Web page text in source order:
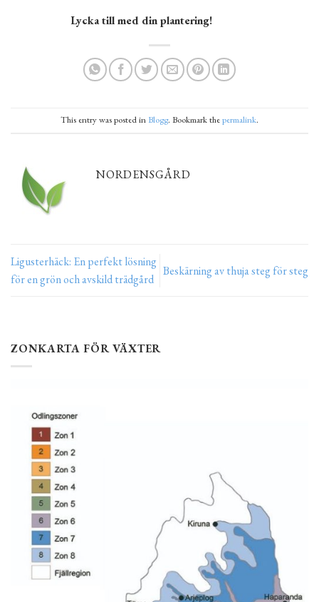
Lycka till med din plantering!
This entry was posted in Blogg. Bookmark thepermalink.
NORDENSGÅRD
Ligusterhäck: En perfekt lösning
för en grön och avskild trädgård
Beskärning av thuja steg för steg
ZONKARTA FÖR VÄXTER